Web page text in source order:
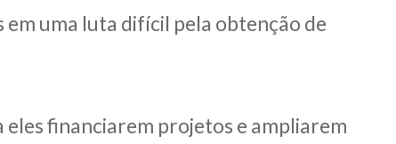
em uma luta difícil pela obtenção de
financiarem projetos e ampliarem